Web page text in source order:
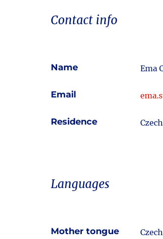
Contact info
Name Ema
Email
Residence
Languages
Mother tongue Czech